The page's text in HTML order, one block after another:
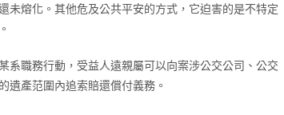
未熔化。其他危及公共平安的方式，它迫害的是不特定
系職務行動，受益人遠親屬可以向案涉公交公司、公交
遺產范圍內追索賠還償付義務。